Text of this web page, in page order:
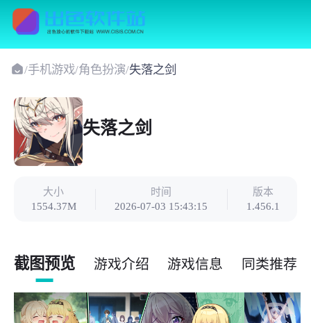
/手机游戏/角色扮演/失落之剑
失落之剑
大小
1554.37M
时间
2026-07-03 15:43:15
版本
1.456.1
截图预览 游戏介绍 游戏信息 同类推荐